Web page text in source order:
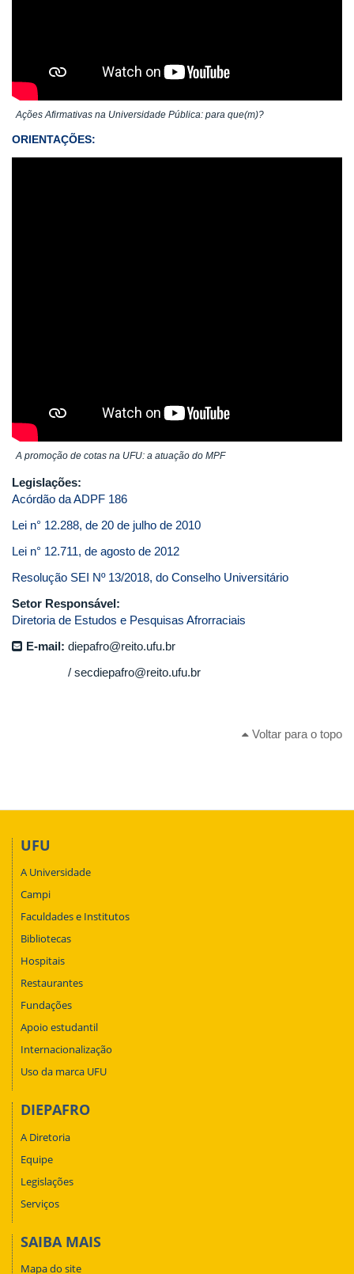
Ações Afirmativas na Universidade Pública: para que(m)?
ORIENTAÇÕES:
A promoção de cotas na UFU: a atuação do MPF
Legislações:
Acórdão da ADPF 186
Lei n° 12.288, de 20 de julho de 2010
Lei n° 12.711, de agosto de 2012
Resolução SEI Nº 13/2018, do Conselho Universitário
Setor Responsável:
Diretoria de Estudos e Pesquisas Afrorraciais
E-mail: diepafro@reito.ufu.br
secdiepafro@reito.ufu.br
Voltar para o topo
UFU
A Universidade
Campi
Faculdades e Institutos
Bibliotecas
Hospitais
Restaurantes
Fundações
Apoio estudantil
Internacionalização
Uso da marca UFU
DIEPAFRO
A Diretoria
Equipe
Legislações
Serviços
SAIBA MAIS
Mapa do site